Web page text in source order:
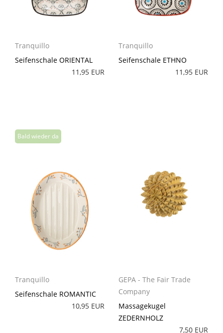
Tranquillo
Seifenschale ORIENTAL
11,95 EUR
Tranquillo
Seifenschale ETHNO
11,95 EUR
Tranquillo
Seifenschale ROMANTIC
10,95 EUR
GEPA - The Fair Trade
Company
Massagekugel
ZEDERNHOLZ
7,50 EUR